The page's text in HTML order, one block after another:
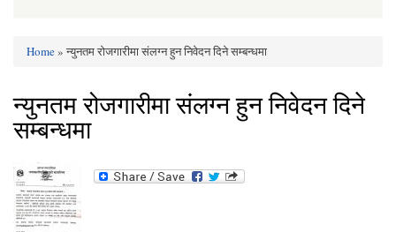
You are here
Home» न्युनतम रोजगारीमा संलग्न हुन निवेदन दिने सम्बन्धमा
न्युनतम रोजगारीमा संलग्न हुन निवेदन दिने
सम्बन्धमा